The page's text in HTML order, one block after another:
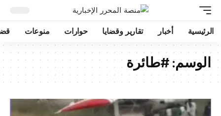
الرئيسية أخبار تقارير وقضايا حوارات منوعات
الوسم: #طائرة